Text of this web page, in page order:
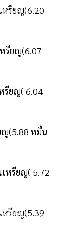
รียญ(6.20
รียญ(6.07
รียญ( 6.04
ญ(5.88 หมื่น
หรียญ( 5.72
หรียญ(5.39